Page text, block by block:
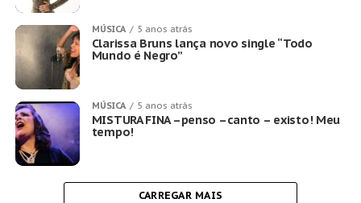
MÚSICA 5 anos atrás
Clarissa Bruns lança novo single “Todo
Mundo é Negro”
MÚSICA 5 anos atrás
MISTURA FINA –penso –canto – existo! Meu
tempo!
CARREGAR MAIS